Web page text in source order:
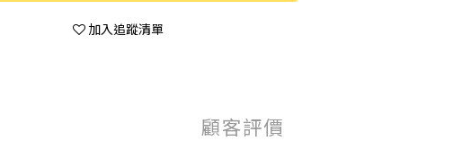
加入追蹤清單
顧客評價